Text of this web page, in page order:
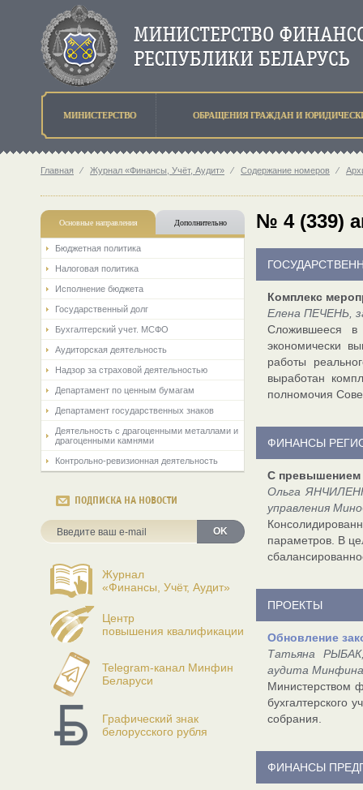
МИНИСТЕРСТВО ОБРАЩЕНИЯ ГРАЖДАН И
Главная ⁄ Журнал «Финансы, Учёт, Аудит» ⁄ Содержание номеров ⁄
Основные направления Дополнительно
Бюджетная политика
Налоговая политика
Исполнение бюджета
Государственный долг
Бухгалтерский учет. МСФО
Аудиторская деятельность
Надзор за страховой деятельностью
Департамент по ценным бумагам
Департамент государственных знаков
Деятельность с драгоценными металлами и
драгоценными камнями
Контрольно-ревизионная деятельность
ПОДПИСКА НА НОВОСТИ
OK
Журнал
«Финансы, Учёт, Аудит»
Центр
повышения квалификации
Telegram-канал Минфин
Беларуси
Графический знак
белорусского рубля
№ 4 (339)
Комплекс
Елена ПЕЧЕНЬ,
Сложившееся в
экономически
работы
выработан
полномочия
ФИНАНСЫ
С превышением
Ольга
управления
параметров. В
ПРОЕКТЫ
Обновление
Татьяна
аудита Минфина
Министерством
бухгалтерского
собрания.
ФИНАНСЫ